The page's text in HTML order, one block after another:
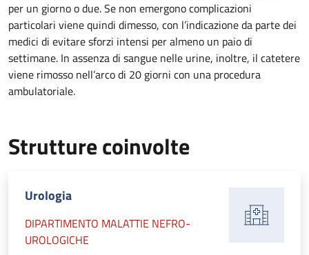
per un giorno o due. Se non emergono complicazioni
particolari viene quindi dimesso, con l’indicazione da parte dei
medici di evitare sforzi intensi per almeno un paio di
settimane. In assenza di sangue nelle urine, inoltre, il catetere
viene rimosso nell’arco di 20 giorni con una procedura
ambulatoriale.
Strutture coinvolte
Urologia
DIPARTIMENTO MALATTIE NEFRO-
UROLOGICHE